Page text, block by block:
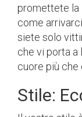
promettete la
come
siete solo
che vi porta a
cuore più che
Stile: